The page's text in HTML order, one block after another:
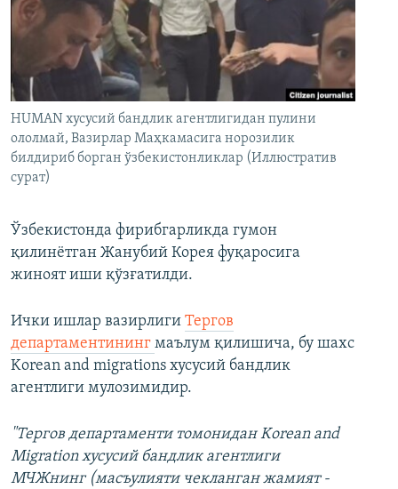
HUMAN хусусий бандлик агентлигидан пулини
ололмай, Вазирлар Маҳкамасига норозилик
билдириб борган ўзбекистонликлар (Иллюстратив
сурат)
Ўзбекистонда фирибгарликда гумон
қилинётган Жанубий Корея фуқаросига
жиноят иши қўзғатилди.
Ички ишлар вазирлиги Тергов
департаментининг маълум қилишича, бу шахс
Korean and migrations хусусий бандлик
агентлиги мулозимидир.
"Тергов департаменти томонидан Korean and
Migration хусусий бандлик агентлиги
МЧЖнинг (масъулияти чекланган жамият -